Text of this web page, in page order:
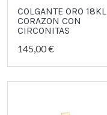
COLGANTE ORO 18KL
CORAZON CON
CIRCONITAS
145,00 €